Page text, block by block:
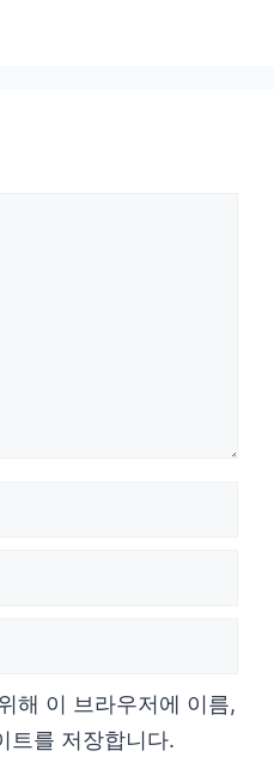
해 이 브라우저에 이름,
트를 저장합니다.